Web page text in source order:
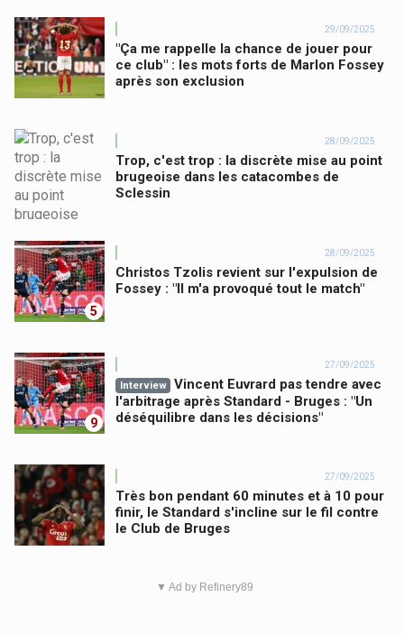
29/09/2025
"Ça me rappelle la chance de jouer pour
ce club" : les mots forts de Marlon Fossey
après son exclusion
28/09/2025
Trop, c'est trop : la discrète mise au point
brugeoise dans les catacombes de
Sclessin
5
28/09/2025
Christos Tzolis revient sur l'expulsion de
Fossey : "Il m'a provoqué tout le match"
9
27/09/2025
Interview
Vincent Euvrard pas tendre avec
l'arbitrage après Standard - Bruges : "Un
déséquilibre dans les décisions"
27/09/2025
Très bon pendant 60 minutes et à 10 pour
finir, le Standard s'incline sur le fil contre
le Club de Bruges
▼ Ad by Refinery89